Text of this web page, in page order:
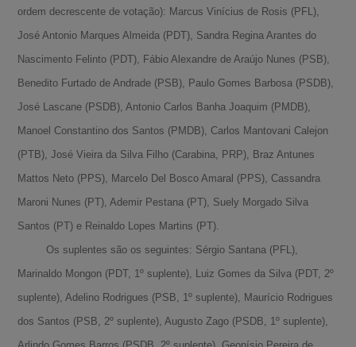
ordem decrescente de votação): Marcus Vinícius de Rosis (PFL),
José Antonio Marques Almeida (PDT), Sandra Regina Arantes do
Nascimento Felinto (PDT), Fábio Alexandre de Araújo Nunes (PSB),
Benedito Furtado de Andrade (PSB), Paulo Gomes Barbosa (PSDB),
José Lascane (PSDB), Antonio Carlos Banha Joaquim (PMDB),
Manoel Constantino dos Santos (PMDB), Carlos Mantovani Calejon
(PTB), José Vieira da Silva Filho (Carabina, PRP), Braz Antunes
Mattos Neto (PPS), Marcelo Del Bosco Amaral (PPS), Cassandra
Maroni Nunes (PT), Ademir Pestana (PT), Suely Morgado Silva
Santos (PT) e Reinaldo Lopes Martins (PT).
Os suplentes são os seguintes: Sérgio Santana (PFL),
Marinaldo Mongon (PDT, 1º suplente), Luiz Gomes da Silva (PDT, 2º
suplente), Adelino Rodrigues (PSB, 1º suplente), Maurício Rodrigues
dos Santos (PSB, 2º suplente), Augusto Zago (PSDB, 1º suplente),
Arlindo Gomes Barros (PSDB, 2º suplente), Geonísio Pereira de